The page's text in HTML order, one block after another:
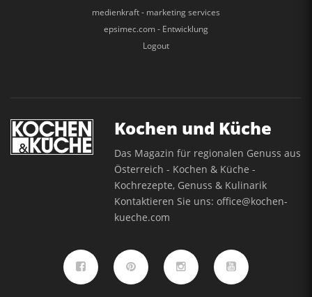
medienkraft - marketing services
epsimec.com - Entwicklung
Logout
Kochen und Küche
Das Magazin für regionalen Genuss aus
Österreich - Kochen & Küche -
Kochrezepte, Genuss & Kulinarik
Kontaktieren Sie uns:office@kochen-
kueche.com